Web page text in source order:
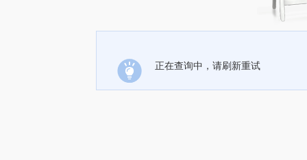
正在查询中，请刷新重试